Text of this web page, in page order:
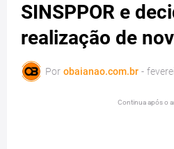
SINSPPOR e
realização de
Por obaianao.com.br -
Continua após o